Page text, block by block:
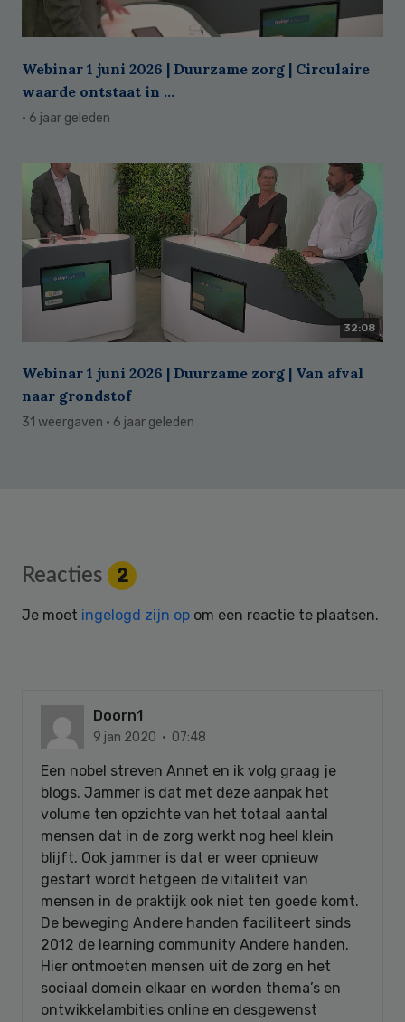
Webinar 1 juni 2026 | Duurzame zorg | Circulaire
waarde ontstaat in ...
· 6 jaar geleden
32:08
Webinar 1 juni 2026 | Duurzame zorg | Van afval
naar grondstof
31 weergaven · 6 jaar geleden
Reader
Interactions
Reacties 2
Je moet ingelogd zijn op om een reactie te plaatsen.
Doorn1
9 jan 2020 · 07:48
Een nobel streven Annet en ik volg graag je
blogs. Jammer is dat met deze aanpak het
volume ten opzichte van het totaal aantal
mensen dat in de zorg werkt nog heel klein
blijft. Ook jammer is dat er weer opnieuw
gestart wordt hetgeen de vitaliteit van
mensen in de praktijk ook niet ten goede komt.
De beweging Andere handen faciliteert sinds
2012 de learning community Andere handen.
Hier ontmoeten mensen uit de zorg en het
sociaal domein elkaar en worden thema’s en
ontwikkelambities online en desgewenst